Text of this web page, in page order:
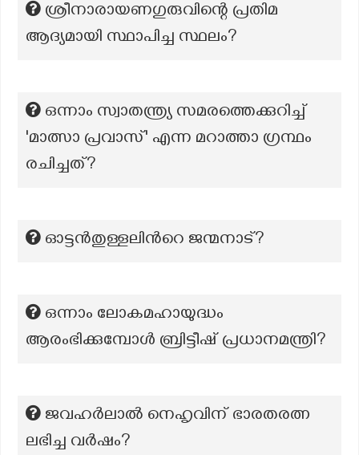
ശ്രീനാരായണഗുരുവിന്റെ പ്രതിമ
ആദ്യമായി സ്ഥാപിച്ച സ്ഥലം?
ഒന്നാം സ്വാതന്ത്ര്യ സമരത്തെക്കുറിച്ച്
'മാത്സാ പ്രവാസ്' എന്ന മറാത്താ ഗ്രന്ഥം
രചിച്ചത്?
ഓട്ടൻതുള്ളലിന്‍റെ ജന്മനാട്?
ഒന്നാം ലോകമഹായുദ്ധം
ആരംഭിക്കുമ്പോൾ ബ്രിട്ടീഷ് പ്രധാനമന്ത്രി?
ജവഹർലാൽ നെഹൃവിന് ഭാരതരത്ന
ലഭിച്ച വർഷം?